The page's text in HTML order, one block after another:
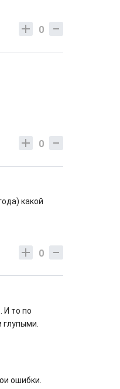
0
0
какой
0
И то по
глупыми.
ошибки.